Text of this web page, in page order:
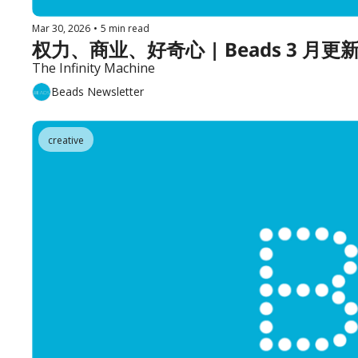
Mar 30, 2026 • 5 min read
权力、商业、好奇心 | Beads 3 月更
The Infinity Machine
Beads Newsletter
creative